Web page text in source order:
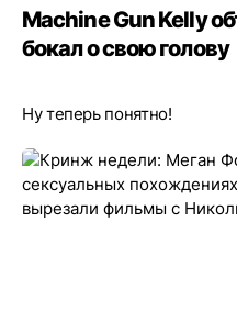
Machine Gun Kelly
бокал о свою голову
Ну теперь понятно!